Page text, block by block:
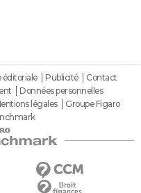
éditoriale Publicité
Contact
Données personnelles
légales
Groupe Figaro